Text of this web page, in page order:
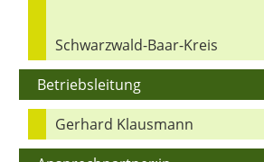
Schwarzwald-Baar-Kreis
Betriebsleitung
Gerhard Klausmann